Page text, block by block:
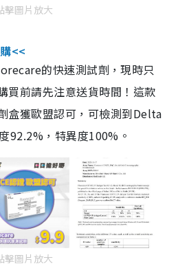
擊圖片放大
<<
的快速測試劑，現時只
買前請先注意送貨時間！這款
盒獲歐盟認可，可檢測到Delta
92.2%，特異度100%。
擊圖片放大